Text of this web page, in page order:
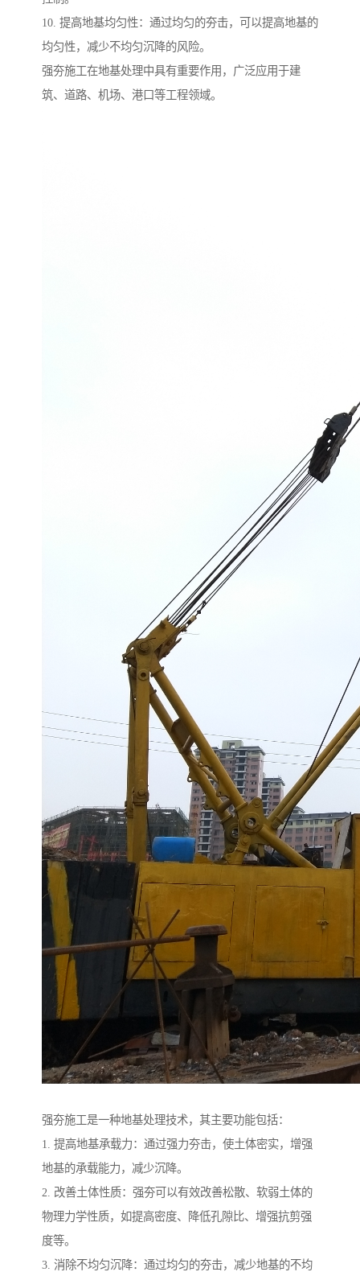
10. 提高地基均匀性：通过均匀的夯击，可以提高地基的
均匀性，减少不均匀沉降的风险。
强夯施工在地基处理中具有重要作用，广泛应用于建
筑、道路、机场、港口等工程领域。
强夯施工是一种地基处理技术，其主要功能包括：
1. 提高地基承载力：通过强力夯击，使土体密实，增强
地基的承载能力，减少沉降。
2. 改善土体性质：强夯可以有效改善松散、软弱土体的
物理力学性质，如提高密度、降低孔隙比、增强抗剪强
度等。
3. 消除不均匀沉降：通过均匀的夯击，减少地基的不均